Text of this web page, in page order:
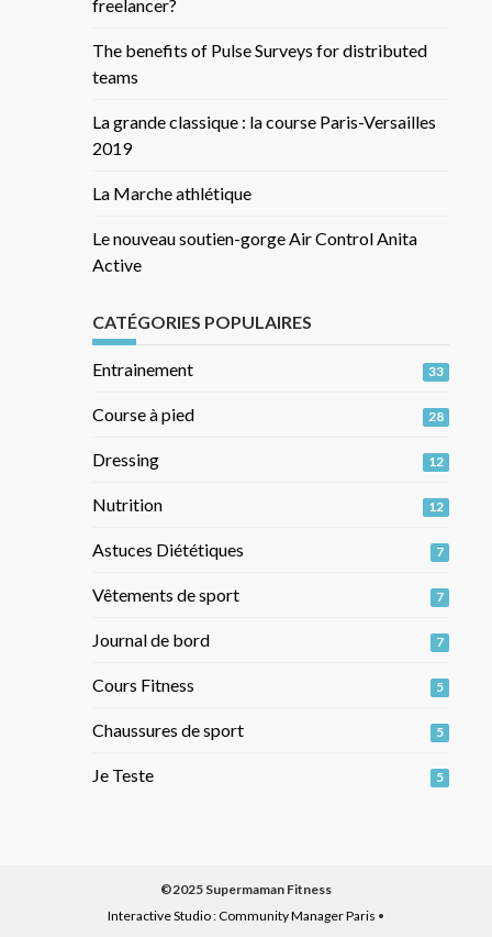
freelancer?
The benefits of Pulse Surveys for distributed
teams
La grande classique : la course Paris-Versailles
2019
La Marche athlétique
Le nouveau soutien-gorge Air Control Anita
Active
CATÉGORIES POPULAIRES
Entrainement 33
Course à pied 28
Dressing 12
Nutrition 12
Astuces Diététiques 7
Vêtements de sport 7
Journal de bord 7
Cours Fitness 5
Chaussures de sport 5
Je Teste 5
©2025 Supermaman Fitness
Interactive Studio:Community Manager Paris •